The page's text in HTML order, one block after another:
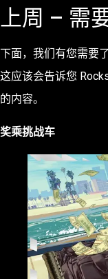
上周 – 需
下面，我们有您需要
这应该会告诉您
的内容。
奖乘挑战车